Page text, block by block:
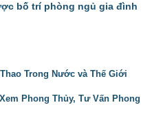
bố trí phòng ngủ gia đình